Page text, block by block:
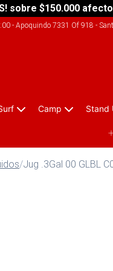
sobre $150.000
- Apoquindo 7331 Of 918 -
Camp Stand
/Jug .3Gal 00 GLBL